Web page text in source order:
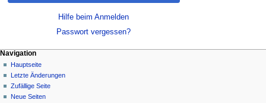
Hilfe beim Anmelden
Passwort vergessen?
Navigation
Hauptseite
Letzte Änderungen
Zufällige Seite
Neue Seiten